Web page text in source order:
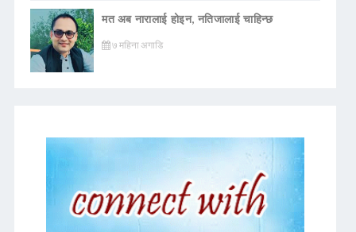
मत अब नारालाई होइन, नतिजालाई चाहिन्छ
७ महिना अगाडि